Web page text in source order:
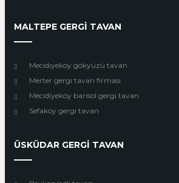
MALTEPE GERGİ TAVAN
Mecıdıyekoy gökyüzü tavan
Merter gergi tavan firması
Mecidiyeköy barisol gergi tavan
Sefakoy gergi tavan
ÜSKÜDAR GERGİ TAVAN